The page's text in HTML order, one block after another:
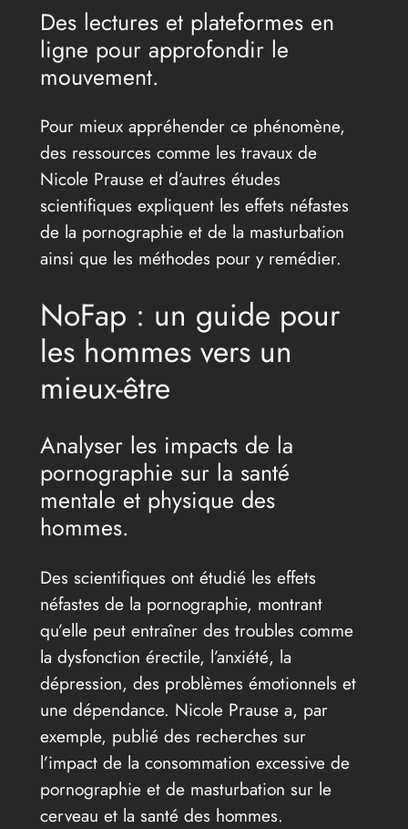
Des lectures et plateformes en
ligne pour approfondir le
mouvement.
Pour mieux appréhender ce phénomène,
des ressources comme les travaux de
Nicole Prause et d’autres études
scientifiques expliquent les effets néfastes
de la pornographie et de la masturbation
ainsi que les méthodes pour y remédier.
NoFap : un guide pour
les hommes vers un
mieux-être
Analyser les impacts de la
pornographie sur la santé
mentale et physique des
hommes.
Des scientifiques ont étudié les effets
néfastes de la pornographie, montrant
qu’elle peut entraîner des troubles comme
la dysfonction érectile, l’anxiété, la
dépression, des problèmes émotionnels et
une dépendance. Nicole Prause a, par
exemple, publié des recherches sur
l’impact de la consommation excessive de
pornographie et de masturbation sur le
cerveau et la santé des hommes.